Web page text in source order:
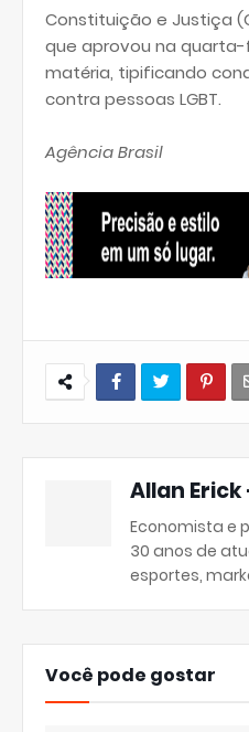
Constituição e Justiça
que aprovou na
matéria, tipificando
contra pessoas LGBT.
Agência Brasil
Allan
Economista e
30 anos de
esportes,
Você pode gostar